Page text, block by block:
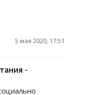
5 мая 2020, 17:51
-